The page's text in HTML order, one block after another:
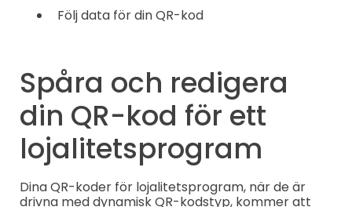
Följ data för din QR-kod
Spåra och redigera
din QR-kod för ett
lojalitetsprogram
Dina QR-koder för lojalitetsprogram, när de är
drivna med dynamisk QR-kodstyp, kommer att